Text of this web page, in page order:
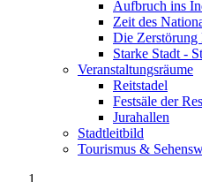
Aufbruch ins
Zeit des
Die
Starke Stadt -
Veranstaltungsräume
Reitstadel
Festsäle der
Jurahallen
Stadtleitbild
Tourismus &